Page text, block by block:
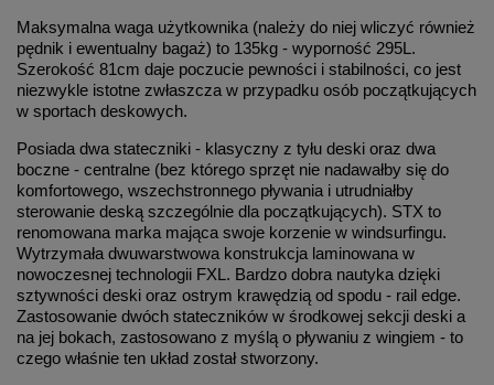
Maksymalna waga użytkownika (należy do niej wliczyć również
pędnik i ewentualny bagaż) to 135kg - wyporność 295L.
Szerokość 81cm daje poczucie pewności i stabilności, co jest
niezwykle istotne zwłaszcza w przypadku osób początkujących
w sportach deskowych.
Posiada dwa stateczniki - klasyczny z tyłu deski oraz dwa
boczne - centralne (bez którego sprzęt nie nadawałby się do
komfortowego, wszechstronnego pływania i utrudniałby
sterowanie deską szczególnie dla początkujących). STX to
renomowana marka mająca swoje korzenie w windsurfingu.
Wytrzymała dwuwarstwowa konstrukcja laminowana w
nowoczesnej technologii FXL. Bardzo dobra nautyka dzięki
sztywności deski oraz ostrym krawędzią od spodu - rail edge.
Zastosowanie dwóch stateczników w środkowej sekcji deski a
na jej bokach, zastosowano z myślą o pływaniu z wingiem - to
czego właśnie ten układ został stworzony.